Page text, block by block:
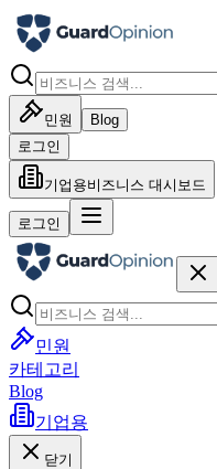
민원
Blog
로그인
기업용비즈니스 대시보드
로그인
민원
카테고리
Blog
기업용
닫기